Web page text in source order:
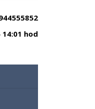
14:01 hod